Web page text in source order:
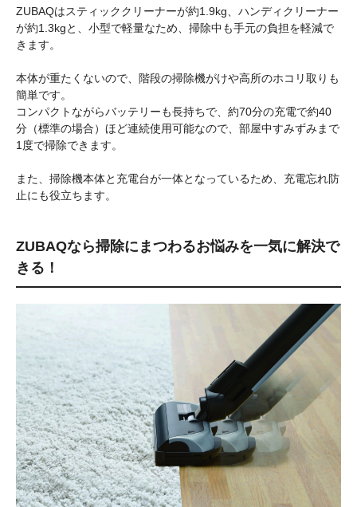
ZUBAQはスティッククリーナーが約1.9kg、ハンディクリーナー
が約1.3kgと、小型で軽量なため、掃除中も手元の負担を軽減で
きます。
本体が重たくないので、階段の掃除機がけや高所のホコリ取りも
簡単です。
コンパクトながらバッテリーも長持ちで、約70分の充電で約40
分（標準の場合）ほど連続使用可能なので、部屋中すみずみまで
1度で掃除できます。
また、掃除機本体と充電台が一体となっているため、充電忘れ防
止にも役立ちます。
ZUBAQなら掃除にまつわるお悩みを一気に解決で
きる！